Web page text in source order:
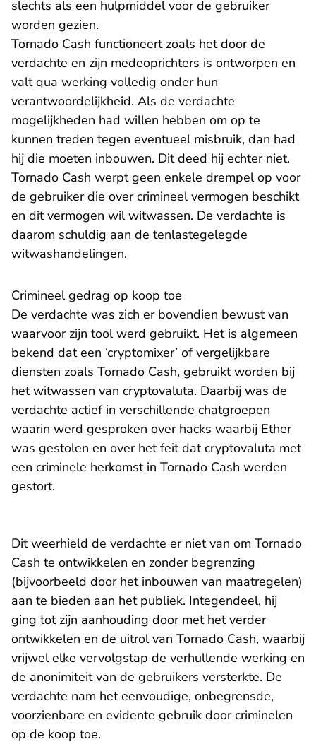
slechts als een hulpmiddel voor de gebruiker
worden gezien.
Tornado Cash functioneert zoals het door de
verdachte en zijn medeoprichters is ontworpen en
valt qua werking volledig onder hun
verantwoordelijkheid. Als de verdachte
mogelijkheden had willen hebben om op te
kunnen treden tegen eventueel misbruik, dan had
hij die moeten inbouwen. Dit deed hij echter niet.
Tornado Cash werpt geen enkele drempel op voor
de gebruiker die over crimineel vermogen beschikt
en dit vermogen wil witwassen. De verdachte is
daarom schuldig aan de tenlastegelegde
witwashandelingen.
Crimineel gedrag op koop toe
De verdachte was zich er bovendien bewust van
waarvoor zijn tool werd gebruikt. Het is algemeen
bekend dat een ‘cryptomixer’ of vergelijkbare
diensten zoals Tornado Cash, gebruikt worden bij
het witwassen van cryptovaluta. Daarbij was de
verdachte actief in verschillende chatgroepen
waarin werd gesproken over hacks waarbij Ether
was gestolen en over het feit dat cryptovaluta met
een criminele herkomst in Tornado Cash werden
gestort.
Dit weerhield de verdachte er niet van om Tornado
Cash te ontwikkelen en zonder begrenzing
(bijvoorbeeld door het inbouwen van maatregelen)
aan te bieden aan het publiek. Integendeel, hij
ging tot zijn aanhouding door met het verder
ontwikkelen en de uitrol van Tornado Cash, waarbij
vrijwel elke vervolgstap de verhullende werking en
de anonimiteit van de gebruikers versterkte. De
verdachte nam het eenvoudige, onbegrensde,
voorzienbare en evidente gebruik door criminelen
op de koop toe.